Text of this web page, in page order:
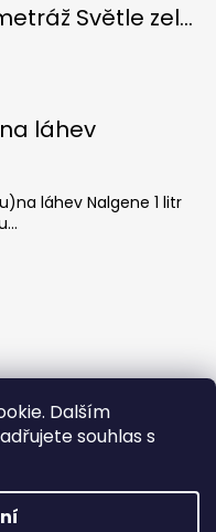
Dalším
souhlas s
Paracord 550 metráž Světle zelená
z 5 hvězdiček.
láhev
z 5 hvězdiček.
láhev Nalgene 1 litr